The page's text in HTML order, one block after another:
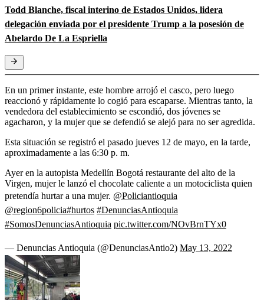
Todd Blanche, fiscal interino de Estados Unidos, lidera
delegación enviada por el presidente Trump a la posesión de
Abelardo De La Espriella
En un primer instante, este hombre arrojó el casco, pero luego
reaccionó y rápidamente lo cogió para escaparse. Mientras tanto, la
vendedora del establecimiento se escondió, dos jóvenes se
agacharon, y la mujer que se defendió se alejó para no ser agredida.
Esta situación se registró el pasado jueves 12 de mayo, en la tarde,
aproximadamente a las 6:30 p. m.
Ayer en la autopista Medellín Bogotá restaurante del alto de la
Virgen, mujer le lanzó el chocolate caliente a un motociclista quien
pretendía hurtar a una mujer. @Policiantioquia
@region6policia#hurtos #DenunciasAntioquia
#SomosDenunciasAntioquia pic.twitter.com/NOvBrnTYx0
— Denuncias Antioquia (@DenunciasAntio2) May 13, 2022